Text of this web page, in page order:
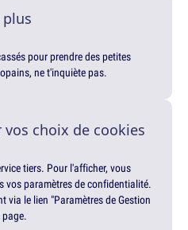
pour prendre des petites
ne t'inquiète pas.
choix de cookies
tiers. Pour l'afficher, vous
vos paramètres de confidentialité.
via le lien "Paramètres de Gestion